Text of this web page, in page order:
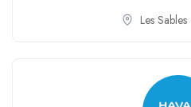
Les